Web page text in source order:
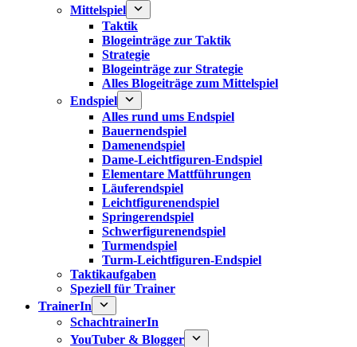
Mittelspiel
Taktik
Blogeinträge zur Taktik
Strategie
Blogeinträge zur Strategie
Alles Blogeiträge zum Mittelspiel
Endspiel
Alles rund ums Endspiel
Bauernendspiel
Damenendspiel
Dame-Leichtfiguren-Endspiel
Elementare Mattführungen
Läuferendspiel
Leichtfigurenendspiel
Springerendspiel
Schwerfigurenendspiel
Turmendspiel
Turm-Leichtfiguren-Endspiel
Taktikaufgaben
Speziell für Trainer
TrainerIn
SchachtrainerIn
YouTuber & Blogger